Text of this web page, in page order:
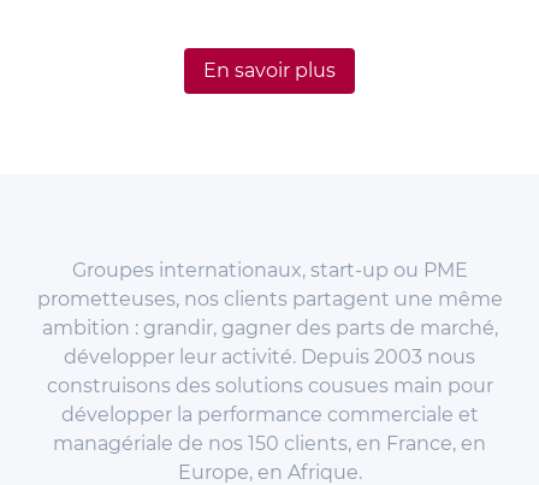
En savoir plus
Groupes internationaux, start-up ou PME
prometteuses, nos clients partagent une même
ambition : grandir, gagner des parts de marché,
développer leur activité. Depuis 2003 nous
construisons des solutions cousues main pour
développer la performance commerciale et
managériale de nos 150 clients, en France, en
Europe, en Afrique.